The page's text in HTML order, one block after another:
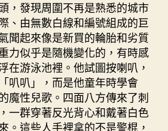
，發現周圍不再是熟悉的城市
、由無數白線和編號組成的巨
聞起來像是新買的輪胎和劣質
力似乎是隨機變化的，有時感
在游泳池裡。他試圖按喇叭，
叭叭」，而是他童年時學會
魔性兒歌。四面八方傳來了刺
一群穿著反光背心和戴著白色
。這些人手裡拿的不是警棍，